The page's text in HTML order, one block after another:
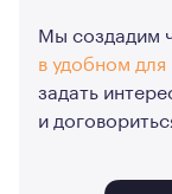
Мы создадим
в удобном
задать
и